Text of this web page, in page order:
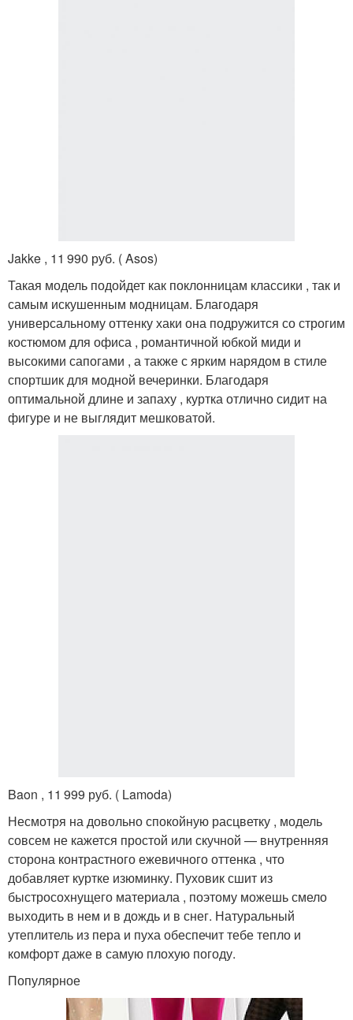
Jakke , 11 990 руб. ( Asos)
Такая модель подойдет как поклонницам классики , так и
самым искушенным модницам. Благодаря
универсальному оттенку хаки она подружится со строгим
костюмом для офиса , романтичной юбкой миди и
высокими сапогами , а также с ярким нарядом в стиле
спортшик для модной вечеринки. Благодаря
оптимальной длине и запаху , куртка отлично сидит на
фигуре и не выглядит мешковатой.
Baon , 11 999 руб. ( Lamoda)
Несмотря на довольно спокойную расцветку , модель
совсем не кажется простой или скучной — внутренняя
сторона контрастного ежевичного оттенка , что
добавляет куртке изюминку. Пуховик сшит из
быстросохнущего материала , поэтому можешь смело
выходить в нем и в дождь и в снег. Натуральный
утеплитель из пера и пуха обеспечит тебе тепло и
комфорт даже в самую плохую погоду.
Популярное